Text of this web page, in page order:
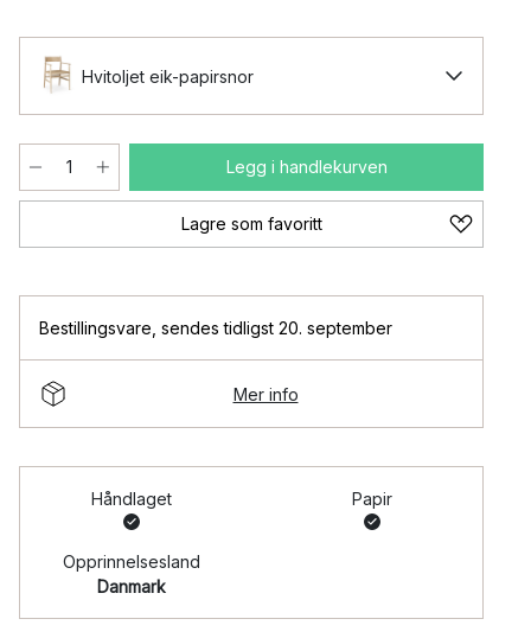
Hvitoljet eik-papirsnor
Legg i handlekurven
Lagre som favoritt
Bestillingsvare sendes tidligst 20. september
Mer info
Håndlaget Papir
Opprinnelsesland
Danmark